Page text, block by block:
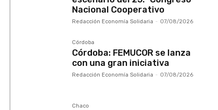
Nacional Cooperativo
Redacción Economía Solidaria - 07/08/2026
Córdoba
Córdoba: FEMUCOR se lanza
con una gran iniciativa
Redacción Economía Solidaria - 07/08/2026
Chaco